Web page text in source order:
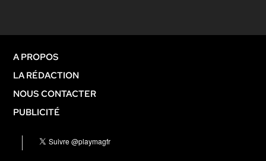
A PROPOS
LA RÉDACTION
NOUS CONTACTER
PUBLICITÉ